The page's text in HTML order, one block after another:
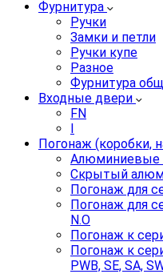
Фурнитура
Ручки
Замки и петли
Ручки купе
Разное
Фурнитура
Входные двери
FN
I
Погонаж (коробки,
Алюминиевые
Скрытый
Погонаж для
Погонаж для
N.O
Погонаж к
Погонаж к
PWB, SE, SA,